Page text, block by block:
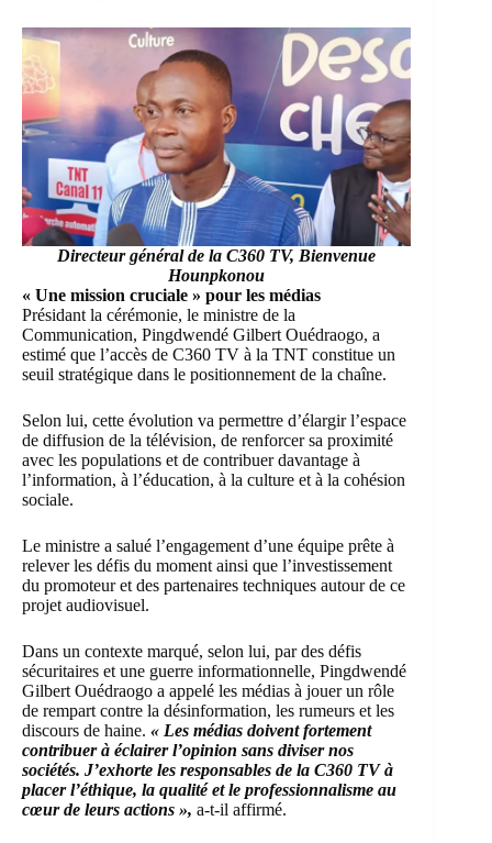
Directeur général de la C360 TV, Bienvenue
Hounpkonou
« Une mission cruciale » pour les médias
Présidant la cérémonie, le ministre de la
Communication, Pingdwendé Gilbert Ouédraogo, a
estimé que l’accès de C360 TV à la TNT constitue un
seuil stratégique dans le positionnement de la chaîne.
Selon lui, cette évolution va permettre d’élargir l’espace
de diffusion de la télévision, de renforcer sa proximité
avec les populations et de contribuer davantage à
l’information, à l’éducation, à la culture et à la cohésion
sociale.
Le ministre a salué l’engagement d’une équipe prête à
relever les défis du moment ainsi que l’investissement
du promoteur et des partenaires techniques autour de ce
projet audiovisuel.
Dans un contexte marqué, selon lui, par des défis
sécuritaires et une guerre informationnelle, Pingdwendé
Gilbert Ouédraogo a appelé les médias à jouer un rôle
de rempart contre la désinformation, les rumeurs et les
discours de haine. « Les médias doivent fortement
contribuer à éclairer l’opinion sans diviser nos
sociétés. J’exhorte les responsables de la C360 TV à
placer l’éthique, la qualité et le professionnalisme au
cœur de leurs actions », a-t-il affirmé.